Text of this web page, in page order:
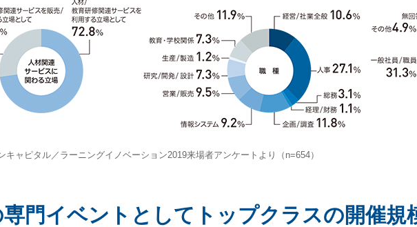
キャピタル／ラーニングイノベーション2019来場者アンケートより（n=654）
専門イベントとしてトップクラスの開催規